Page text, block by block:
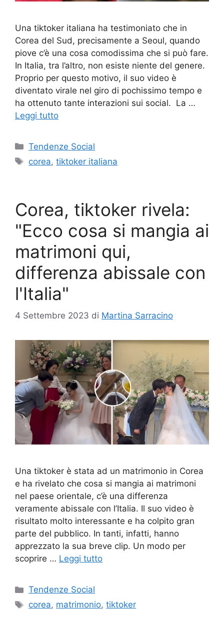
Una tiktoker italiana ha testimoniato che in
Corea del Sud, precisamente a Seoul, quando
piove c’è una cosa comodissima che si può fare.
In Italia, tra l’altro, non esiste niente del genere.
Proprio per questo motivo, il suo video è
diventato virale nel giro di pochissimo tempo e
ha ottenuto tante interazioni sui social. La …
Leggi tutto
Categorie
Tendenze Social
Tag
corea,tiktoker italiana
Corea, tiktoker rivela:
"Ecco cosa si mangia ai
matrimoni qui,
differenza abissale con
l'Italia"
4 Settembre 2023 di Martina Sarracino
Una tiktoker è stata ad un matrimonio in Corea
e ha rivelato che cosa si mangia ai matrimoni
nel paese orientale, c’è una differenza
veramente abissale con l’Italia. Il suo video è
risultato molto interessante e ha colpito gran
parte del pubblico. In tanti, infatti, hanno
apprezzato la sua breve clip. Un modo per
scoprire … Leggi tutto
Categorie
Tendenze Social
Tag
corea, matrimonio,tiktoker